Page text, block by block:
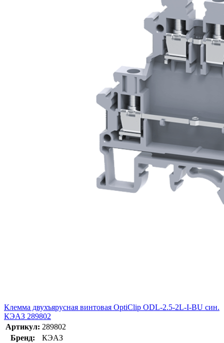
Клемма двухъярусная винтовая OptiClip ODL-2.5-2L-I-BU син.
КЭАЗ 289802
Артикул: 289802
Бренд:
КЭАЗ